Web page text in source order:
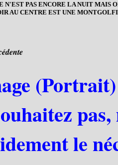
N'EST PAS ENCORE LA NUIT MAIS
AU CENTRE EST UNE
le